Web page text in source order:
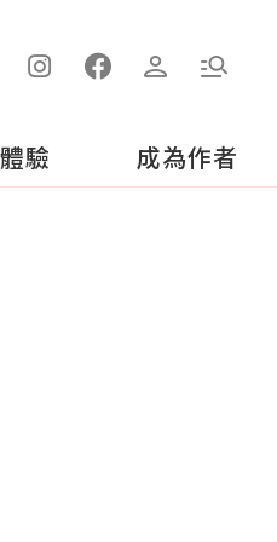
驗 成為作者